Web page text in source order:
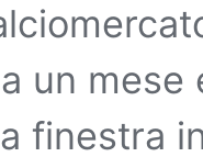
un mese
finestra